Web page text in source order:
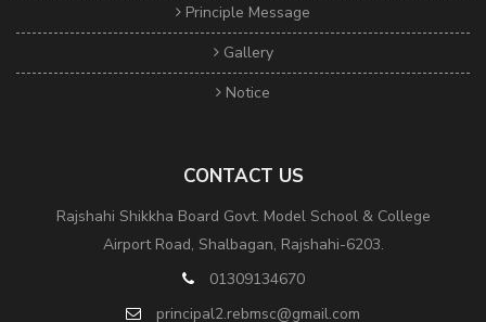
Principle Message
Gallery
Notice
CONTACT US
Rajshahi Shikkha Board Govt. Model School & College
Airport Road, Shalbagan, Rajshahi-6203.
01309134670
principal2.rebmsc@gmail.com